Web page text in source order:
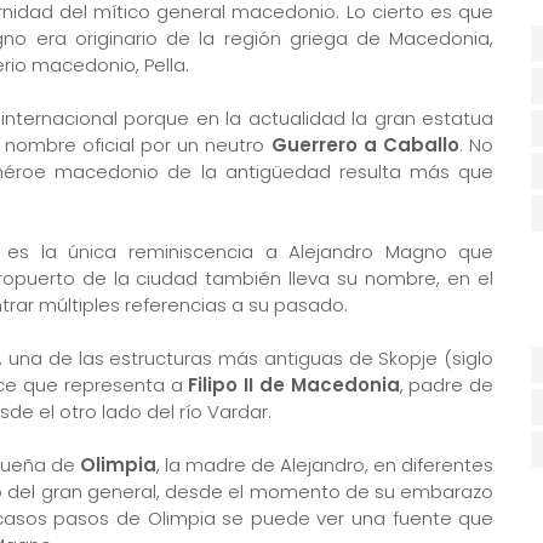
del mítico general macedonio. Lo cierto es que
era originario de la región griega de Macedonia,
macedonio, Pella.
porque en la actualidad la gran estatua
oficial por un neutro Guerrero a Caballo. No
macedonio de la antigüedad resulta más que
la única reminiscencia a Alejandro Magno que
de la ciudad también lleva su nombre, en el
múltiples referencias a su pasado.
, una de las estructuras más antiguas de Skopje (siglo
que representa a Filipo II de Macedonia, padre de
el otro lado del río Vardar.
de Olimpia, la madre de Alejandro, en diferentes
gran general, desde el momento de su embarazo
pasos de Olimpia se puede ver una fuente que